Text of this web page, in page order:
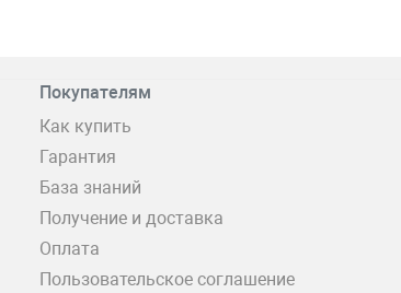
Покупателям
Как купить
Гарантия
База знаний
Получение и доставка
Оплата
Пользовательское соглашение